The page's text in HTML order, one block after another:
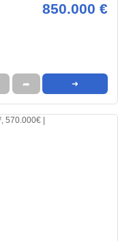
850.000 €
➦ ➜